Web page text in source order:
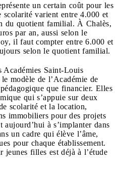
un certain coût pour les
varient entre 4.000 et
du quotient familial. À Chalès,
par an, aussi selon le
il faut compter entre 6.000 et
selon le quotient familial.
Académies Saint-Louis
modèle de l’Académie de
que financier. Elles
qui s’appuie sur deux
scolarité et la location,
immobiliers pour des projets
aujourd’hui à s’implanter dans
un cadre qui élève l’âme,
pour chaque établissement.
jeunes filles est déjà à l’étude